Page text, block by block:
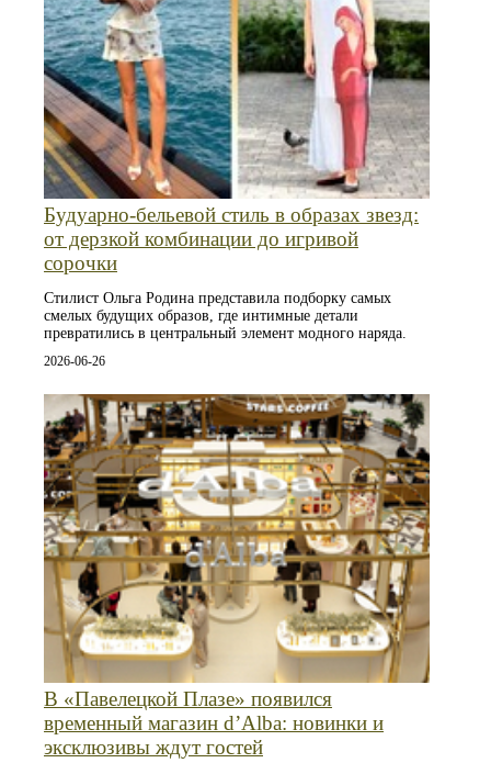
Будуарно‑бельевой стиль в образах звезд:
от дерзкой комбинации до игривой
сорочки
Стилист Ольга Родина представила подборку самых
смелых будущих образов, где интимные детали
превратились в центральный элемент модного наряда.
2026-06-26
В «Павелецкой Плазе» появился
временный магазин d’Alba: новинки и
эксклюзивы ждут гостей